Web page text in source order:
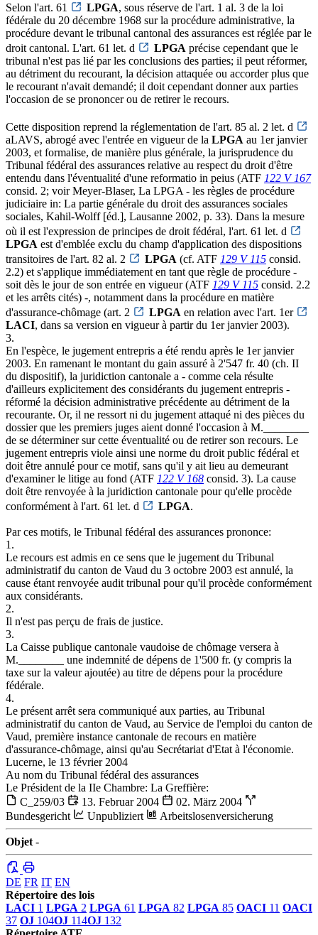
Selon l'art. 61
LPGA, sous réserve de l'art. 1 al. 3 de la loi
fédérale du 20 décembre 1968 sur la procédure administrative, la
procédure devant le tribunal cantonal des assurances est réglée par le
droit cantonal. L'art. 61 let. d
LPGA précise cependant que le
tribunal n'est pas lié par les conclusions des parties; il peut réformer,
au détriment du recourant, la décision attaquée ou accorder plus que
le recourant n'avait demandé; il doit cependant donner aux parties
l'occasion de se prononcer ou de retirer le recours.
Cette disposition reprend la réglementation de l'art. 85 al. 2 let. d
aLAVS, abrogé avec l'entrée en vigueur de la LPGA au 1er janvier
2003, et formalise, de manière plus générale, la jurisprudence du
Tribunal fédéral des assurances relative au respect du droit d'être
entendu dans l'éventualité d'une reformatio in peius (ATF 122 V 167
consid. 2; voir Meyer-Blaser, La LPGA - les règles de procédure
judiciaire in: La partie générale du droit des assurances sociales
sociales, Kahil-Wolff [éd.], Lausanne 2002, p. 33). Dans la mesure
où il est l'expression de principes de droit fédéral, l'art. 61 let. d
LPGA est d'emblée exclu du champ d'application des dispositions
transitoires de l'art. 82 al. 2
LPGA (cf. ATF 129 V 115 consid.
2.2) et s'applique immédiatement en tant que règle de procédure -
soit dès le jour de son entrée en vigueur (ATF 129 V 115 consid. 2.2
et les arrêts cités) -, notamment dans la procédure en matière
d'assurance-chômage (art. 2
LPGA en relation avec l'art. 1er
LACI, dans sa version en vigueur à partir du 1er janvier 2003).
3.
En l'espèce, le jugement entrepris a été rendu après le 1er janvier
2003. En ramenant le montant du gain assuré à 2'547 fr. 40 (ch. II
du dispositif), la juridiction cantonale a - comme cela résulte
d'ailleurs explicitement des considérants du jugement entrepris -
réformé la décision administrative précédente au détriment de la
recourante. Or, il ne ressort ni du jugement attaqué ni des pièces du
dossier que les premiers juges aient donné l'occasion à M.________
de se déterminer sur cette éventualité ou de retirer son recours. Le
jugement entrepris viole ainsi une norme du droit public fédéral et
doit être annulé pour ce motif, sans qu'il y ait lieu au demeurant
d'examiner le litige au fond (ATF 122 V 168 consid. 3). La cause
doit être renvoyée à la juridiction cantonale pour qu'elle procède
conformément à l'art. 61 let. d
LPGA.
Par ces motifs, le Tribunal fédéral des assurances prononce:
1.
Le recours est admis en ce sens que le jugement du Tribunal
administratif du canton de Vaud du 3 octobre 2003 est annulé, la
cause étant renvoyée audit tribunal pour qu'il procède conformément
aux considérants.
2.
Il n'est pas perçu de frais de justice.
3.
La Caisse publique cantonale vaudoise de chômage versera à
M.________ une indemnité de dépens de 1'500 fr. (y compris la
taxe sur la valeur ajoutée) au titre de dépens pour la procédure
fédérale.
4.
Le présent arrêt sera communiqué aux parties, au Tribunal
administratif du canton de Vaud, au Service de l'emploi du canton de
Vaud, première instance cantonale de recours en matière
d'assurance-chômage, ainsi qu'au Secrétariat d'Etat à l'économie.
Lucerne, le 13 février 2004
Au nom du Tribunal fédéral des assurances
Le Président de la IIe Chambre: La Greffière:
C_259/03
13. Februar 2004
02. März 2004
Bundesgericht
Unpubliziert Arbeitslosenversicherung
Objet -
DE FR IT EN
Répertoire des lois
LACI 1 LPGA 2 LPGA 61 LPGA 82 LPGA 85 OACI 11 OACI
37 OJ 104OJ 114OJ 132